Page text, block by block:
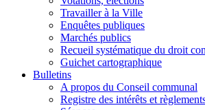
Travailler à la Ville
Enquêtes publiques
Marchés publics
Recueil systématique du droit
Guichet cartographique
Bulletins
A propos du Conseil communal
Registre des intérêts et